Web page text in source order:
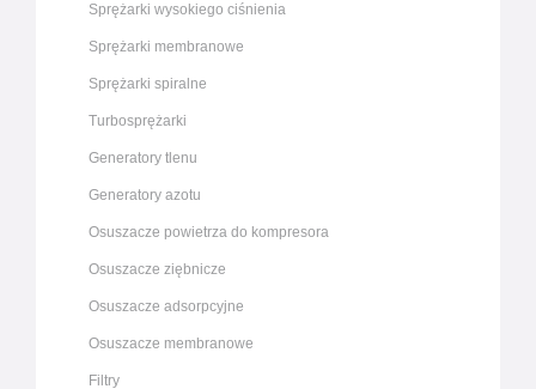
Sprężarki wysokiego ciśnienia
Sprężarki membranowe
Sprężarki spiralne
Turbosprężarki
Generatory tlenu
Generatory azotu
Osuszacze powietrza do kompresora
Osuszacze ziębnicze
Osuszacze adsorpcyjne
Osuszacze membranowe
Filtry